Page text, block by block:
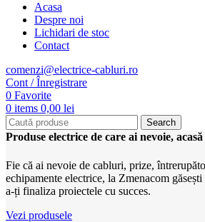
Acasa
Despre noi
Lichidari de stoc
Contact
comenzi@electrice-cabluri.ro
Cont / Înregistrare
0 Favorite
0 items 0,00 lei
Search
Produse electrice de care ai nevoie,
Fie că ai nevoie de cabluri, prize,
echipamente electrice, la Zmenacom
a-ți finaliza proiectele cu succes.
Vezi produsele